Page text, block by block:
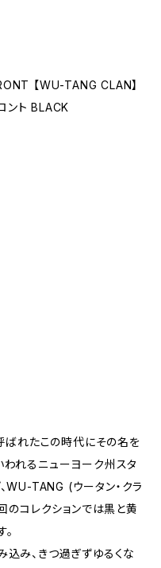
【WU-TANG CLAN】
ント BLACK
ばれたこの時代にその名を
われるニューヨーク州スタ
WU-TANG (ウータン・クラ
のコレクションでは黒と黄
み、きつ過ぎずゆるくな